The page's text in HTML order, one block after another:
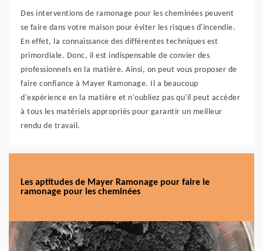
Des interventions de ramonage pour les cheminées peuvent
se faire dans votre maison pour éviter les risques d'incendie.
En effet, la connaissance des différentes techniques est
primordiale. Donc, il est indispensable de convier des
professionnels en la matière. Ainsi, on peut vous proposer de
faire confiance à Mayer Ramonage. Il a beaucoup
d'expérience en la matière et n'oubliez pas qu'il peut accéder
à tous les matériels appropriés pour garantir un meilleur
rendu de travail.
Les aptitudes de Mayer Ramonage pour faire le
ramonage pour les cheminées